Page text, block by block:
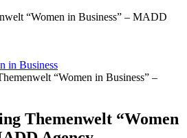
“Women in Business” – MADD
in Business
“Women in Business” –
Themenwelt “Women